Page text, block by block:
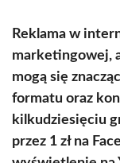
Reklama w
marketingowej,
mogą się
formatu oraz
kilkudziesięciu
przez 1 zł na